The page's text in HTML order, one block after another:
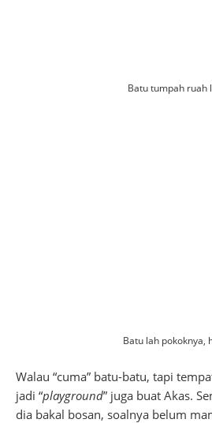
Batu tumpah ruah
Batu lah pokoknya,
Walau “cuma” batu-batu, tapi
jadi “playground” juga buat Akas.
dia bakal bosan, soalnya belum